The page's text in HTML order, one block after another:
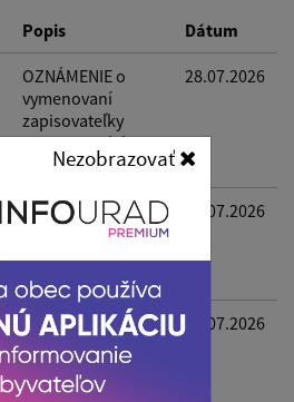
Nezobrazovať
Popis Dátum
OZNÁMENIE o
vymenovaní
zapisovateľky
miestnej volebnej
komisie
28.07.2026
Vytvorenie
volebných okrskov
a určenie volebnej
miestnosti
28.07.2026
Informácia o
podmienkach
práva voliť a práva
byť volený
28.07.2026